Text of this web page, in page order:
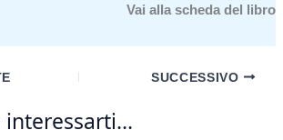
Vai alla scheda del libro
SUCCESSIVO